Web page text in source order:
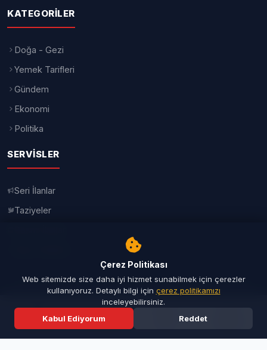
yürütülen KYK yurt hizmetleri
öğrencinin yurttan ayrılmasının
öğrencinin yurtta herhangi bir
borcunun veya zarar kaydının
bulunmaması gerekiyor.
DEPOZİTO İADESİ NE ZAMAN
Ana Sayfa Son Dakika
Çerez Politikası
Web sitemizde size daha iyi hizmet sunabilmek için çerezler
kullanıyoruz. Detaylı bilgi için çerez politikamızı
inceleyebilirsiniz.
Kabul Ediyorum
Reddet